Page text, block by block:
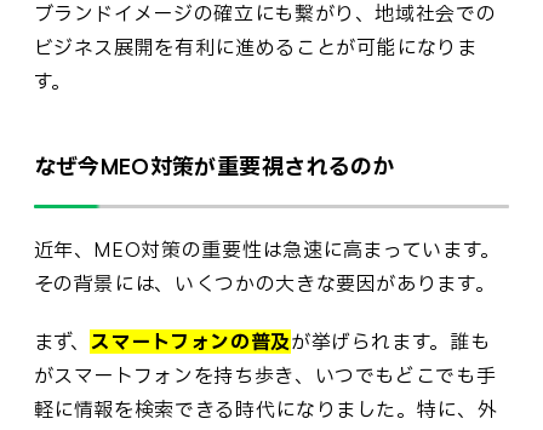
ブランドイメージの確立にも繋がり、地域社会での
ビジネス展開を有利に進めることが可能になりま
す。
なぜ今MEO対策が重要視されるのか
近年、MEO対策の重要性は急速に高まっています。
その背景には、いくつかの大きな要因があります。
まず、 スマートフォンの普及が挙げられます。誰も
がスマートフォンを持ち歩き、いつでもどこでも手
軽に情報を検索できる時代になりました。特に、外